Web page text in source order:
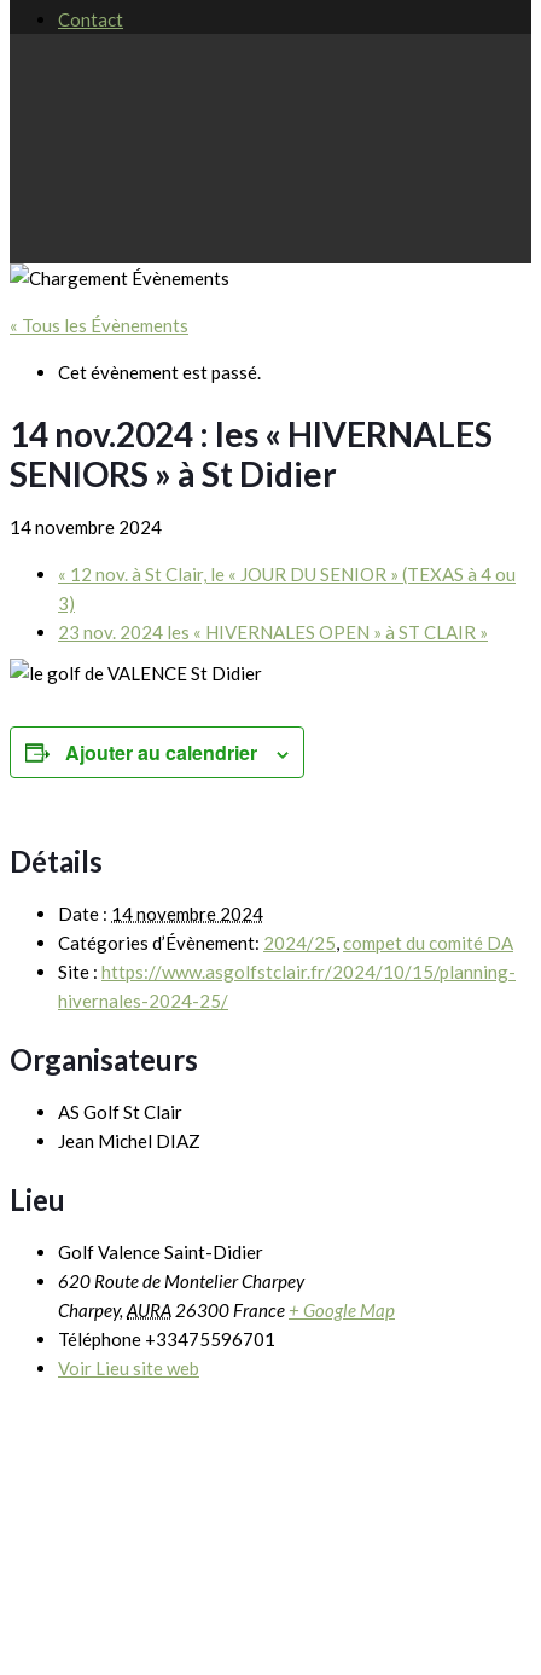
Contact
« Tous les Évènements
Cet évènement est passé.
14 nov.2024 : les « HIVERNALES
SENIORS » à St Didier
14 novembre 2024
« 12 nov. à St Clair, le « JOUR DU SENIOR » (TEXAS à 4 ou
3)
23 nov. 2024 les « HIVERNALES OPEN » à ST CLAIR »
Ajouter au calendrier
Détails
Date : 14 novembre 2024
Catégories d’Évènement: 2024/25,compet du comité DA
Site : https://www.asgolfstclair.fr/2024/10/15/planning-
hivernales-2024-25/
Organisateurs
AS Golf St Clair
Jean Michel DIAZ
Lieu
Golf Valence Saint-Didier
620 Route de Montelier Charpey
Charpey, AURA 26300 France + Google Map
Téléphone +33475596701
Voir Lieu site web